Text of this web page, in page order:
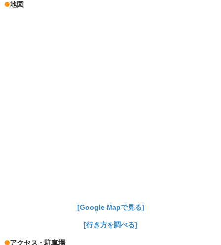
地図
[Google Mapで見る]
[行き方を調べる]
アクセス・駐車場